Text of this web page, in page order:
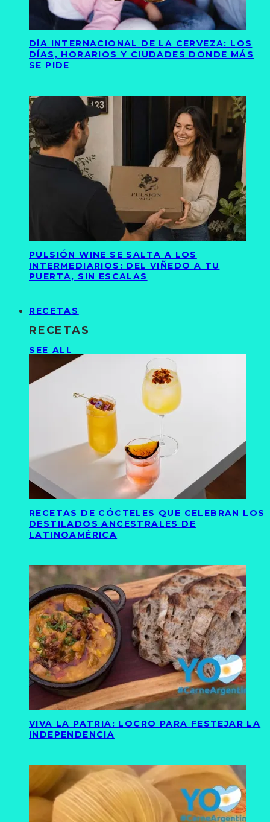
DÍA INTERNACIONAL DE LA CERVEZA: LOS
DÍAS, HORARIOS Y CIUDADES DONDE MÁS
SE PIDE
PULSIÓN WINE SE SALTA A LOS
INTERMEDIARIOS: DEL VIÑEDO A TU
PUERTA, SIN ESCALAS
RECETAS
RECETAS
SEE ALL
RECETAS DE CÓCTELES QUE CELEBRAN LOS
DESTILADOS ANCESTRALES DE
LATINOAMÉRICA
VIVA LA PATRIA: LOCRO PARA FESTEJAR LA
INDEPENDENCIA